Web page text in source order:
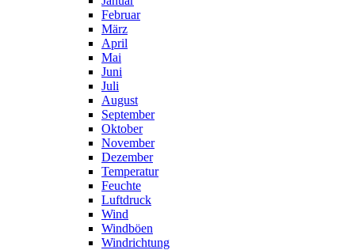
Februar
März
April
Mai
Juni
Juli
August
September
Oktober
November
Dezember
Temperatur
Feuchte
Luftdruck
Wind
Windböen
Windrichtung